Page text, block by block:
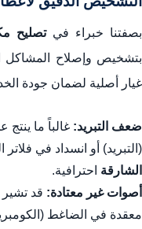
بصفتنا خبراء فيتصليح
بتشخيص وإصلاح المشاكل
غيار أصلية لضمان جودة
ضعف التبريد: غالباً ما
(التبريد) أو انسداد في
الشارقة احترافية.
أصوات غير معتادة: قد
معقدة في الضاغط